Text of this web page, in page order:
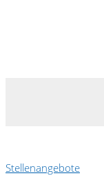
Stellenangebote